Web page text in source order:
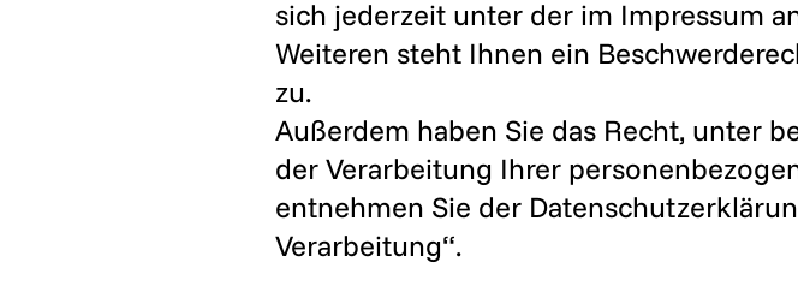
sich jederzeit unter der im Impressum
Weiteren steht Ihnen ein
zu.
Außerdem haben Sie das Recht, unter
der Verarbeitung Ihrer
entnehmen Sie der
Verarbeitung“.